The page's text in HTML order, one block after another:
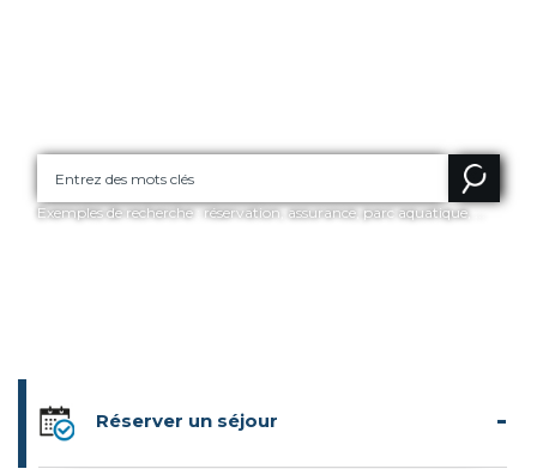
Exemples de recherche : réservation, assurance, parc aquatique, ...
Réserver un séjour